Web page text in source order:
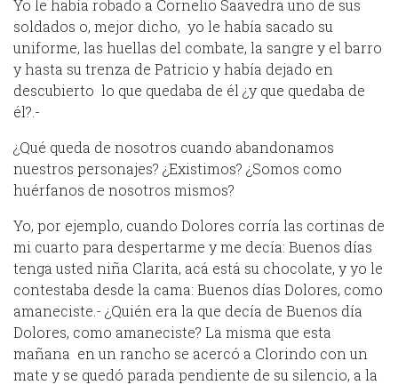
Yo le había robado a Cornelio Saavedra uno de sus
soldados o, mejor dicho, yo le había sacado su
uniforme, las huellas del combate, la sangre y el barro
y hasta su trenza de Patricio y había dejado en
descubierto lo que quedaba de él ¿y que quedaba de
él?.-
¿Qué queda de nosotros cuando abandonamos
nuestros personajes? ¿Existimos? ¿Somos como
huérfanos de nosotros mismos?
Yo, por ejemplo, cuando Dolores corría las cortinas de
mi cuarto para despertarme y me decía: Buenos días
tenga usted niña Clarita, acá está su chocolate, y yo le
contestaba desde la cama: Buenos días Dolores, como
amaneciste.- ¿Quién era la que decía de Buenos día
Dolores, como amaneciste? La misma que esta
mañana en un rancho se acercó a Clorindo con un
mate y se quedó parada pendiente de su silencio, a la